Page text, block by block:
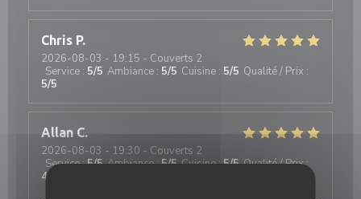
Chris P
2026-08-03 - 19:15 - Couverts 2
Service : 5/5 Ambiance : 5/5 Cuisine : 5/5 Qualité / Prix :
5/5
Allan C
2026-08-03 - 19:30 - Couverts 2
Service:5/5 Ambiance:5/5 Cuisine:5/5 Qualité / Prix:
4